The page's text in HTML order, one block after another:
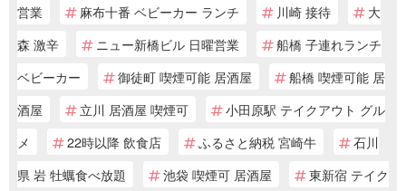
営業
麻布十番 ベビーカー ランチ 川崎 接待
大
森 激辛
ニュー新橋ビル 日曜営業
船橋 子連れランチ
ベビーカー
御徒町 喫煙可能 居酒屋
船橋 喫煙可能 居
酒屋
立川 居酒屋 喫煙可
小田原駅 テイクアウト グル
メ
22時以降 飲食店 ふるさと納税 宮崎牛
石川
県 岩 牡蠣食べ放題
池袋 喫煙可 居酒屋 東新宿 テイク